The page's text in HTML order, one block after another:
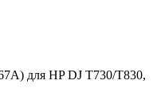
для HP DJ T730/T830,